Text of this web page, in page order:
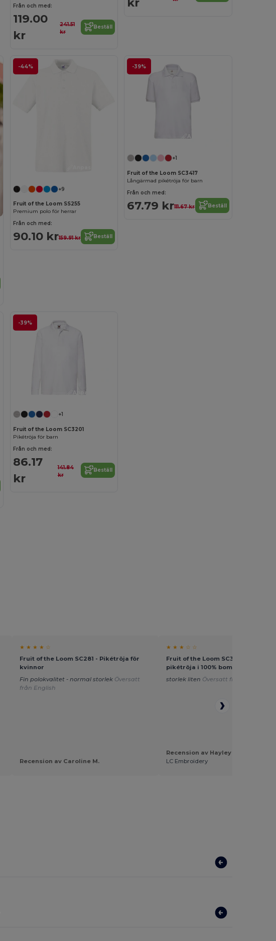
Från och med:
119.00
kr
241.51
kr
Beställ
-44%
+9
Fruit of the Loom SS255
Premium polo för herrar
Från och med:
90.10 kr159.91 kr Beställ
-39%
Anpassa det!
+1
Fruit of the Loom SC3417
Långärmad pikétröja för barn
Från och med:
67.79 kr111.67 kr Beställ
-39%
Anpassa det!
+1
Fruit of the Loom SC3201
Pikétröja för barn
Från och med:
86.17
kr
141.84
kr
Beställ
★ ★ ★ ★ ☆
Fruit of the Loom SC281 - Pikétröja för
kvinnor
Fin polokvalitet - normal storlek Översatt
från English
Recension av Caroline M.
★ ★ ★ ☆ ☆
Fruit of the Loom SC385 - Premium
pikétröja i 100% bomull för herrar
storlek liten Översatt från Français
Recension av Hayley C.
LC Embroidery